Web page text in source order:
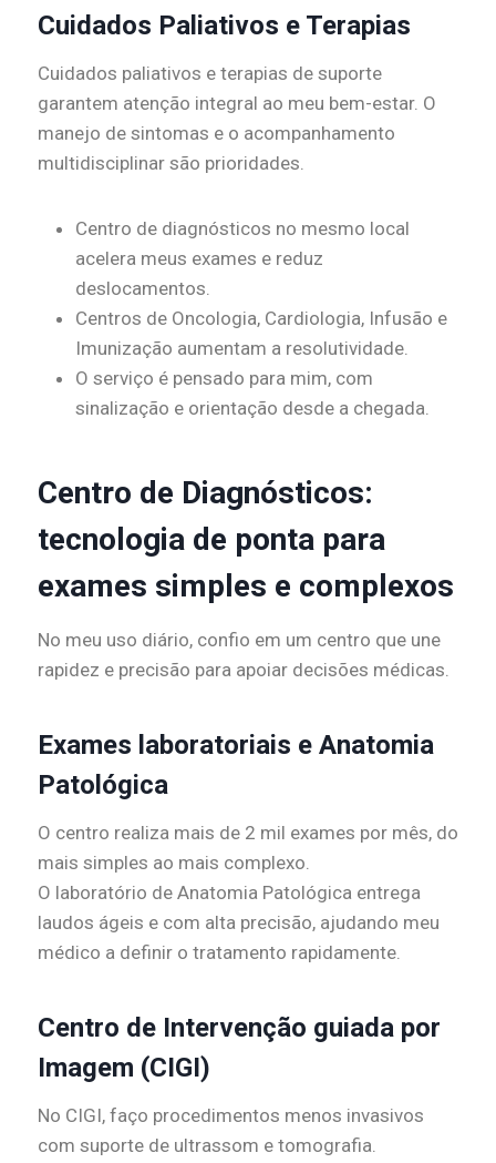
Cuidados Paliativos e Terapias
Cuidados paliativos e terapias de suporte
garantem atenção integral ao meu bem-estar. O
manejo de sintomas e o acompanhamento
multidisciplinar são prioridades.
Centro de diagnósticos no mesmo local
acelera meus exames e reduz
deslocamentos.
Centros de Oncologia, Cardiologia, Infusão e
Imunização aumentam a resolutividade.
O serviço é pensado para mim, com
sinalização e orientação desde a chegada.
Centro de Diagnósticos:
tecnologia de ponta para
exames simples e complexos
No meu uso diário, confio em um centro que une
rapidez e precisão para apoiar decisões médicas.
Exames laboratoriais e Anatomia
Patológica
O centro realiza mais de 2 mil exames por mês, do
mais simples ao mais complexo.
O laboratório de Anatomia Patológica entrega
laudos ágeis e com alta precisão, ajudando meu
médico a definir o tratamento rapidamente.
Centro de Intervenção guiada por
Imagem (CIGI)
No CIGI, faço procedimentos menos invasivos
com suporte de ultrassom e tomografia.